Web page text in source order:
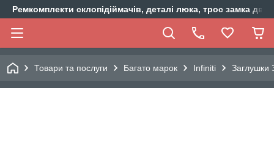
Ремкомплекти склопідіймачів, деталі люка, трос замка
Товари та послуги Багато марок Infiniti Заглушки